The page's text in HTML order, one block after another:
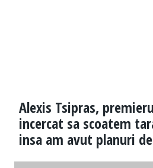
Alexis Tsipras,
incercat sa scoatem
insa am avut planuri